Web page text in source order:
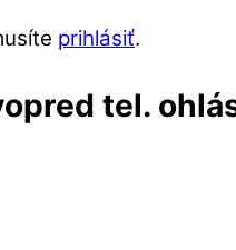
prihlásiť.
tel.